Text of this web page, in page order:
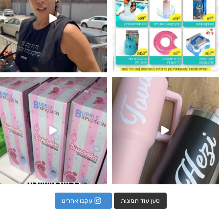
מטף לגילוי מין העובר חזר למלא
טען עוד תמונות עקבו אחרינו